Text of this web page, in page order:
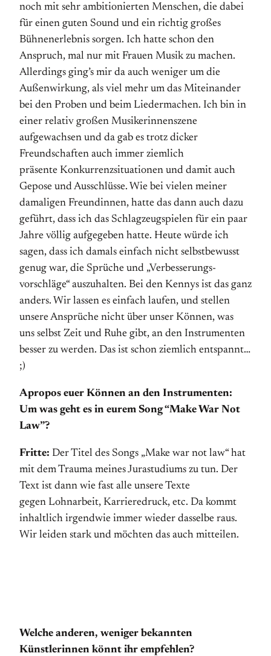
noch mit sehr ambitionierten Menschen, die dabei
für einen guten Sound und ein richtig großes
Bühnenerlebnis sorgen. Ich hatte schon den
Anspruch, mal nur mit Frauen Musik zu machen.
Allerdings ging’s mir da auch weniger um die
Außenwirkung, als viel mehr um das Miteinander
bei den Proben und beim Liedermachen. Ich bin in
einer relativ großen Musikerinnenszene
aufgewachsen und da gab es trotz dicker
Freundschaften auch immer ziemlich
präsente Konkurrenzsituationen und damit auch
Gepose und Ausschlüsse. Wie bei vielen meiner
damaligen Freundinnen, hatte das dann auch dazu
geführt, dass ich das Schlagzeugspielen für ein paar
Jahre völlig aufgegeben hatte. Heute würde ich
sagen, dass ich damals einfach nicht selbstbewusst
genug war, die Sprüche und „Ver­besserungs­
vorschläge“ auszuhalten. Bei den Kennys ist das ganz
anders. Wir lassen es einfach laufen, und stellen
unsere Ansprüche nicht über unser Können, was
uns selbst Zeit und Ruhe gibt, an den Instrumenten
besser zu werden. Das ist schon ziemlich entspannt…
;)
Apropos euer Können an den Instrumenten:
Um was geht es in eurem Song “Make War Not
Law”?
Fritte: Der Titel des Songs „Make war not law“ hat
mit dem Trauma meines Jurastudiums zu tun. Der
Text ist dann wie fast alle unsere Texte
gegen Lohnarbeit, Karrieredruck, etc. Da kommt
inhaltlich irgendwie immer wieder dasselbe raus.
Wir leiden stark und möchten das auch mitteilen.
Welche anderen, weniger bekannten
Künstlerinnen könnt ihr empfehlen?